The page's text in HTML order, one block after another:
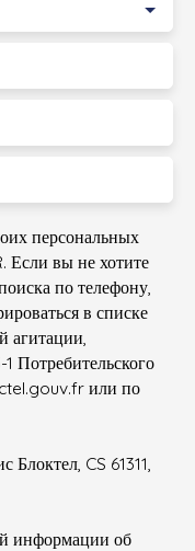
персональных
Если вы не хотите
по телефону,
в списке
агитации,
Потребительского
или по
CS 61311,
информации об